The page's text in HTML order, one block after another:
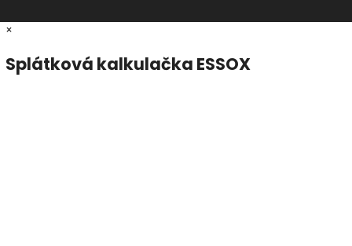
×
Splátková kalkulačka ESSOX